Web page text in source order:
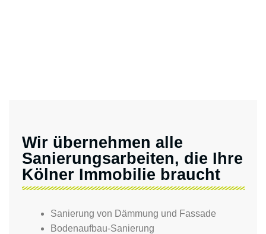
Wir übernehmen alle
Sanierungsarbeiten, die Ihre
Kölner Immobilie braucht
Sanierung von Dämmung und Fassade
Bodenaufbau-Sanierung